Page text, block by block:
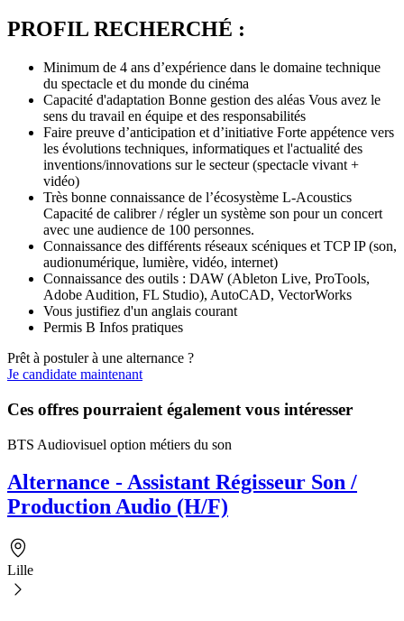
PROFIL RECHERCHÉ :
Minimum de 4 ans d’expérience dans le domaine technique
du spectacle et du monde du cinéma
Capacité d'adaptation Bonne gestion des aléas Vous avez le
sens du travail en équipe et des responsabilités
Faire preuve d’anticipation et d’initiative Forte appétence vers
les évolutions techniques, informatiques et l'actualité des
inventions/innovations sur le secteur (spectacle vivant +
vidéo)
Très bonne connaissance de l’écosystème L-Acoustics
Capacité de calibrer / régler un système son pour un concert
avec une audience de 100 personnes.
Connaissance des différents réseaux scéniques et TCP IP (son,
audionumérique, lumière, vidéo, internet)
Connaissance des outils : DAW (Ableton Live, ProTools,
Adobe Audition, FL Studio), AutoCAD, VectorWorks
Vous justifiez d'un anglais courant
Permis B Infos pratiques
Prêt à postuler à une alternance ?
Je candidate maintenant
Ces offres pourraient également vous intéresser
BTS Audiovisuel option métiers du son
Alternance - Assistant Régisseur Son /
Production Audio (H/F)
Lille